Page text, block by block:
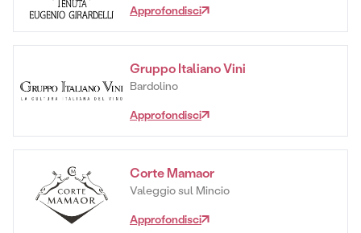
Approfondisci
Gruppo Italiano Vini
Bardolino
Approfondisci
Corte Mamaor
Valeggio sul Mincio
Approfondisci